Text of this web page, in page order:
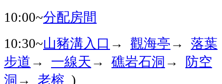
10:00~分配房間
10:30~山豬溝入口 → 觀海亭 → 落葉
步道 → 一線天 → 礁岩石洞 → 防空
洞 → 老榕 )